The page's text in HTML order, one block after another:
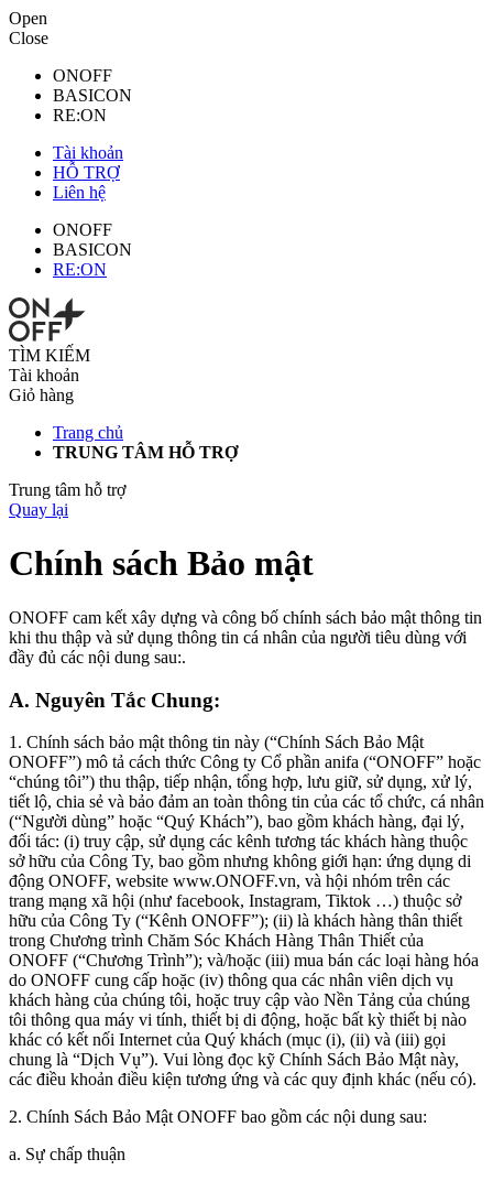
Open
Close
ONOFF
BASICON
RE:ON
Tài khoản
HỖ TRỢ
Liên hệ
ONOFF
BASICON
RE:ON
TÌM KIẾM
Tài khoản
Giỏ hàng
Trang chủ
TRUNG TÂM HỖ TRỢ
Trung tâm hỗ trợ
Quay lại
Chính sách Bảo mật
ONOFF cam kết xây dựng và công bố chính sách bảo mật thông tin
khi thu thập và sử dụng thông tin cá nhân của người tiêu dùng với
đầy đủ các nội dung sau:.
A. Nguyên Tắc Chung:
1. Chính sách bảo mật thông tin này (“Chính Sách Bảo Mật
ONOFF”) mô tả cách thức Công ty Cổ phần anifa (“ONOFF” hoặc
“chúng tôi”) thu thập, tiếp nhận, tổng hợp, lưu giữ, sử dụng, xử lý,
tiết lộ, chia sẻ và bảo đảm an toàn thông tin của các tổ chức, cá nhân
(“Người dùng” hoặc “Quý Khách”), bao gồm khách hàng, đại lý,
đối tác: (i) truy cập, sử dụng các kênh tương tác khách hàng thuộc
sở hữu của Công Ty, bao gồm nhưng không giới hạn: ứng dụng di
động ONOFF, website www.ONOFF.vn, và hội nhóm trên các
trang mạng xã hội (như facebook, Instagram, Tiktok …) thuộc sở
hữu của Công Ty (“Kênh ONOFF”); (ii) là khách hàng thân thiết
trong Chương trình Chăm Sóc Khách Hàng Thân Thiết của
ONOFF (“Chương Trình”); và/hoặc (iii) mua bán các loại hàng hóa
do ONOFF cung cấp hoặc (iv) thông qua các nhân viên dịch vụ
khách hàng của chúng tôi, hoặc truy cập vào Nền Tảng của chúng
tôi thông qua máy vi tính, thiết bị di động, hoặc bất kỳ thiết bị nào
khác có kết nối Internet của Quý khách (mục (i), (ii) và (iii) gọi
chung là “Dịch Vụ”). Vui lòng đọc kỹ Chính Sách Bảo Mật này,
các điều khoản điều kiện tương ứng và các quy định khác (nếu có).
2. Chính Sách Bảo Mật ONOFF bao gồm các nội dung sau:
a. Sự chấp thuận